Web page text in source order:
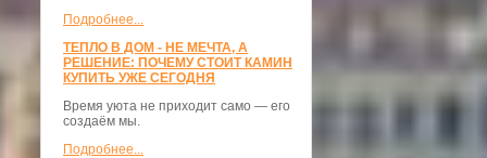
Подробнее...
ТЕПЛО В ДОМ - НЕ МЕЧТА, А
РЕШЕНИЕ: ПОЧЕМУ СТОИТ КАМИН
КУПИТЬ УЖЕ СЕГОДНЯ
Время уюта не приходит само — его
создаём мы.
Подробнее...